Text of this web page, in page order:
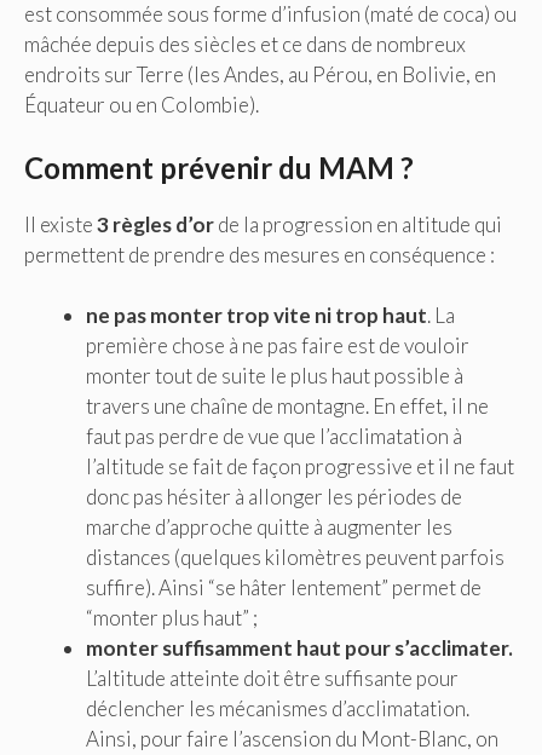
est consommée sous forme d’infusion (maté de coca) ou
mâchée depuis des siècles et ce dans de nombreux
endroits sur Terre (les Andes, au Pérou, en Bolivie, en
Équateur ou en Colombie).
Comment prévenir du MAM ?
Il existe3 règles d’orde la progression en altitude qui
permettent de prendre des mesures en conséquence :
ne pas monter trop vite ni trop haut. La
première chose à ne pas faire est de vouloir
monter tout de suite le plus haut possible à
travers une chaîne de montagne. En effet, il ne
faut pas perdre de vue que l’acclimatation à
l’altitude se fait de façon progressive et il ne faut
donc pas hésiter à allonger les périodes de
marche d’approche quitte à augmenter les
distances (quelques kilomètres peuvent parfois
suffire). Ainsi “se hâter lentement” permet de
“monter plus haut” ;
monter suffisamment haut pour s’acclimater.
L’altitude atteinte doit être suffisante pour
déclencher les mécanismes d’acclimatation.
Ainsi, pour faire l’ascension du Mont-Blanc, on